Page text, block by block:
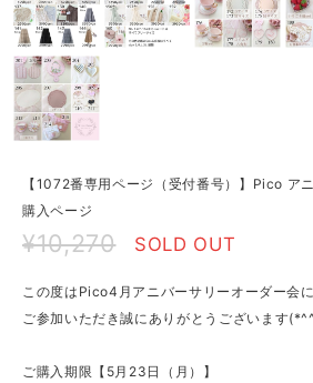
【1072番専用ページ（受付番号）】Pico ア
購入ページ
¥10,270 SOLD OUT
この度はPico4月アニバーサリーオーダー会に
ご参加いただき誠にありがとうございます
ご購入期限【5月23日（月）】